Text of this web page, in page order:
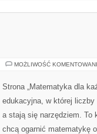
MOŻLIWOŚĆ
Strona „Matematyka dla
edukacyjna, w której
a stają się narzędziem. To
chcą ogarnić matematykę